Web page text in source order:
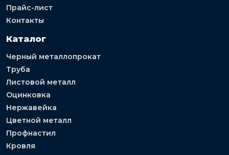
Прайс-лист
Контакты
Каталог
Черный металлопрокат
Труба
Листовой металл
Оцинковка
Нержавейка
Цветной металл
Профнастил
Кровля